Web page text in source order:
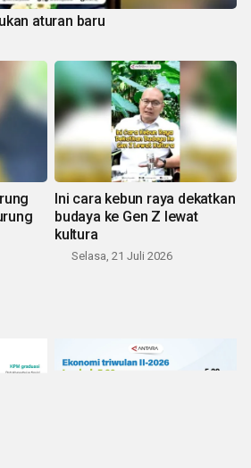
aturan baru
Ini cara kebun raya dekatkan
budaya ke Gen Z lewat
kultura
Selasa, 21 Juli 2026